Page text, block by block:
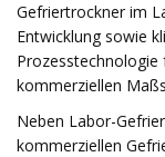
Gefriertrockner im
Entwicklung sowie
kommerziellen
Neben Labor-
kommerziellen